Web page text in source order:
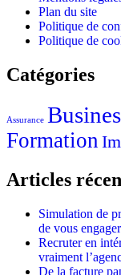
Plan du site
Politique de
Politique de
Catégories
Assurance
Formation
Articles
Simulation de
de vous engager
Recruter en
vraiment
De la facture